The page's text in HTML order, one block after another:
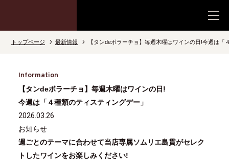
トップページ 最新情報 【タンdeボラーチョ】毎週木曜はワインの日!今週は「
Information
【タンdeボラーチョ】毎週木曜はワインの日!
今週は「４種類のティスティングデー」
2026.03.26
お知らせ
週ごとのテーマに合わせて当店専属ソムリエ島貫がセレク
トしたワインをお楽しみください!